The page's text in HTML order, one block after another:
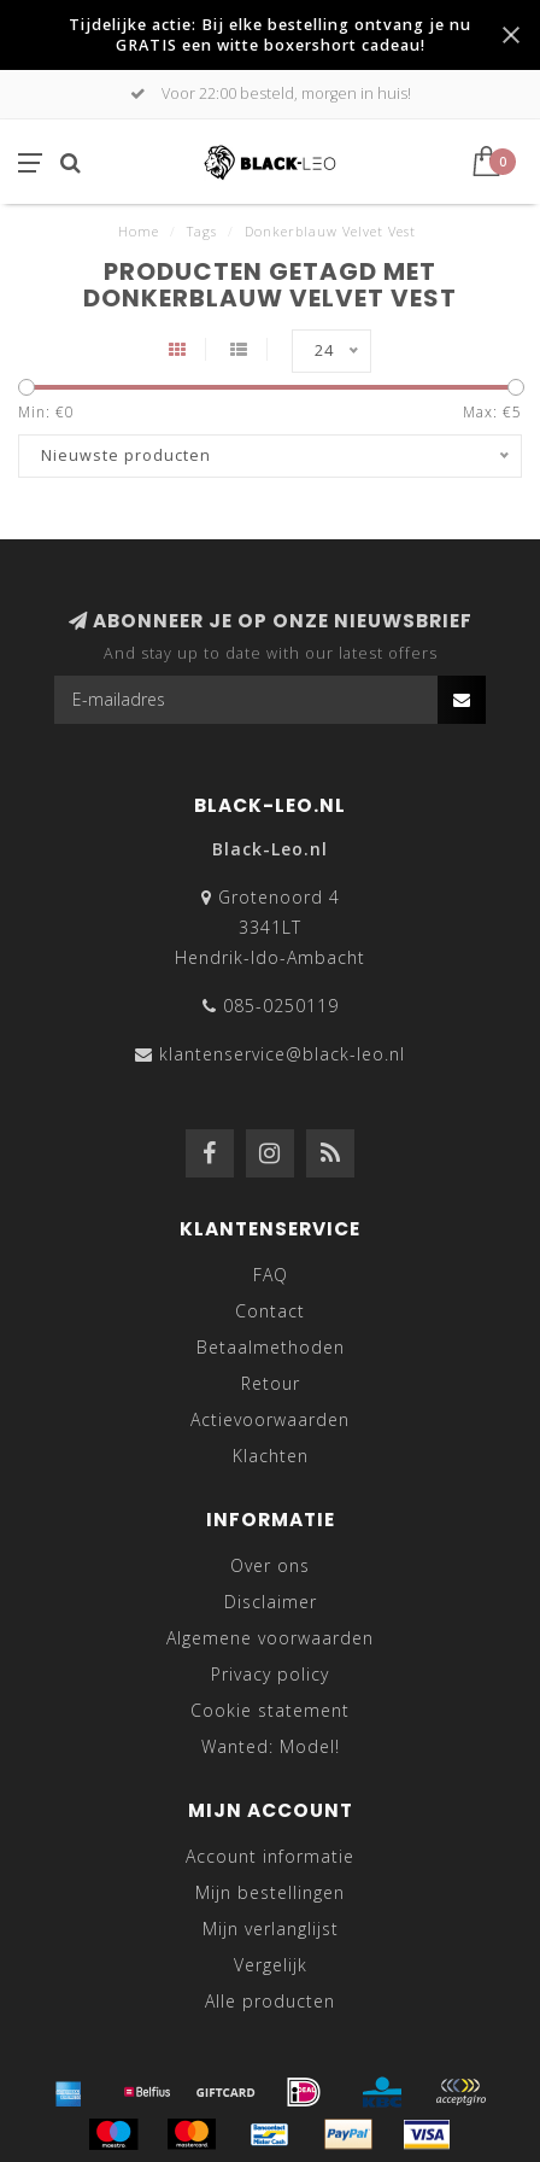
Tijdelijke actie: Bij elke bestelling ontvang je nu
GRATIS een witte boxershort cadeau!
Voor 22:00 besteld, morgen in huis!
0
Home Tags Donkerblauw Velvet Vest
PRODUCTEN GETAGD MET
DONKERBLAUW VELVET VEST
24
Min: €0 Max: €5
Nieuwste producten
ABONNEER JE OP ONZE NIEUWSBRIEF
And stay up to date with our latest offers
BLACK-LEO.NL
Black-Leo.nl
Grotenoord 4
3341LT
Hendrik-Ido-Ambacht
085-0250119
klantenservice@black-leo.nl
KLANTENSERVICE
FAQ
Contact
Betaalmethoden
Retour
Actievoorwaarden
Klachten
INFORMATIE
Over ons
Disclaimer
Algemene voorwaarden
Privacy policy
Cookie statement
Wanted: Model!
MIJN ACCOUNT
Account informatie
Mijn bestellingen
Mijn verlanglijst
Vergelijk
Alle producten